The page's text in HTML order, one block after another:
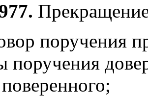
поручения
поручения
поверенного;